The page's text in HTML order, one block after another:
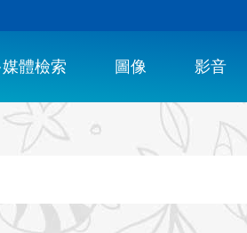
媒體檢索 圖像 影音